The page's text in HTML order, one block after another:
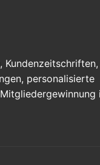
Kundenzeitschriften,
personalisierte